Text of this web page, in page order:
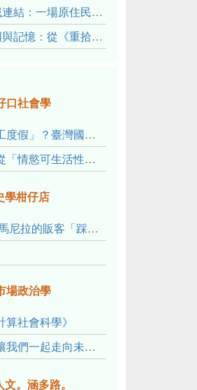
場原住民地熱會議的初步觀察
間的山語》探討「我們的」立場性(positionality)
口社會學
「散播愛心」還是「打工度假」？臺灣國內與跨國捐卵的利他修辭、金錢動機與身體代價
當性別不只是種身分：從「情慾可生活性」理解跨性別者的身體、慾望與認同探索
學柑仔店
完美風暴：1623年前往馬尼拉的販客「踩線團」怎麼會困死於澎湖?
場政治學
社會科學》
《台灣紀行》推薦序：讓我們一起走向未來文明的備忘錄
。涵多路。